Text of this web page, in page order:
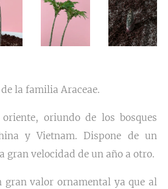
la familia Araceae.
oriundo de los bosques
y Vietnam. Dispone de un
gran velocidad de un año a otro.
gran valor ornamental ya que al